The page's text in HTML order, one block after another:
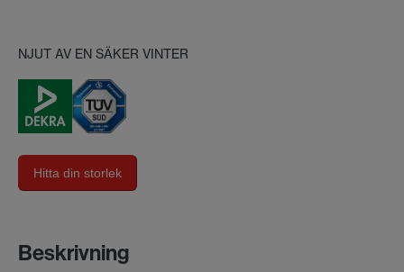
NJUT AV EN SÄKER VINTER
Hitta din storlek
Beskrivning